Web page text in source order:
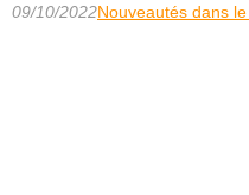
09/10/2022Nouveautés dans